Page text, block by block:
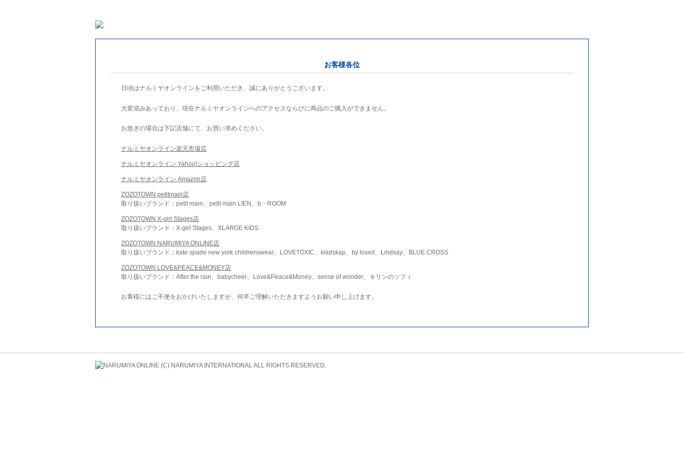
お客様各位
日頃はナルミヤオンラインをご利用いただき、誠にありがとうございます。
大変混みあっており、現在ナルミヤオンラインへのアクセスならびに商品のご購入ができません。
お急ぎの場合は下記店舗にて、お買い求めください。
ナルミヤオンライン楽天市場店
ナルミヤオンライン Yahoo!ショッピング店
ナルミヤオンライン Amazon店
ZOZOTOWN petitmain店
取り扱いブランド：petit main、petit main LIEN、b・ROOM
ZOZOTOWN X-girl Stages店
取り扱いブランド：X-girl Stages、XLARGE KIDS
ZOZOTOWN NARUMIYA ONLINE店
取り扱いブランド：kate spade new york childrenswear、LOVETOXIC、kladskap、by loveit、Lindsay、BLUE CROSS
ZOZOTOWN LOVE&PEACE&MONEY店
取り扱いブランド：After the rain、babycheer、Love&Peace&Money、sense of wonder、キリンのソフィ
お客様にはご不便をおかけいたしますが、何卒ご理解いただきますようお願い申し上げます。